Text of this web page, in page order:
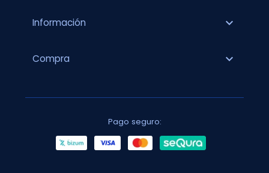
Información expand_more
Compra expand_more
Pago seguro: